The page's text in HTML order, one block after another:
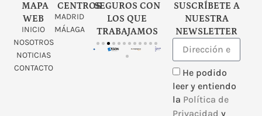
MAPA
WEB
INICIO
NOSOTROS
NOTICIAS
CONTACTO
CENTROS
MADRID
MÁLAGA
SEGUROS CON
LOS QUE
TRABAJAMOS
SUSCRÍBETE A
NUESTRA
NEWSLETTER
He podido
leer y entiendo
la Política de
Privacidad y